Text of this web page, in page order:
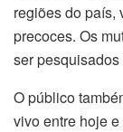
regiões do país,
precoces. Os
ser
O público
vivo entre hoje